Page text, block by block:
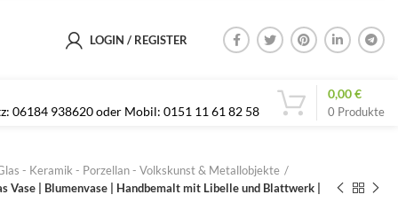
LOGIN / REGISTER
06184 938620 oder Mobil: 0151 11 61 82 58 0 Produkte
0,00€
- Keramik - Porzellan - Volkskunst & Metallobjekte
Vase | Blumenvase | Handbemalt mit Libelle und Blattwerk |